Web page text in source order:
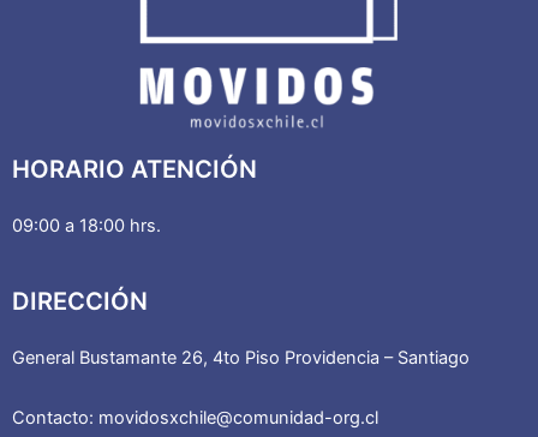
HORARIO ATENCIÓN
09:00 a 18:00 hrs.
DIRECCIÓN
General Bustamante 26, 4to Piso Providencia – Santiago
Contacto: movidosxchile@comunidad-org.cl